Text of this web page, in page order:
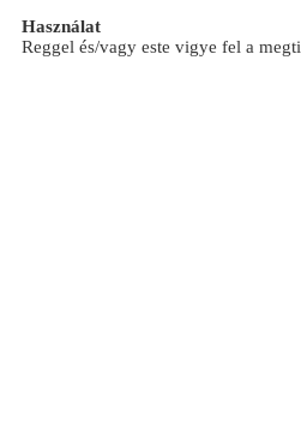
Használat
Reggel és/vagy este vigye fel a